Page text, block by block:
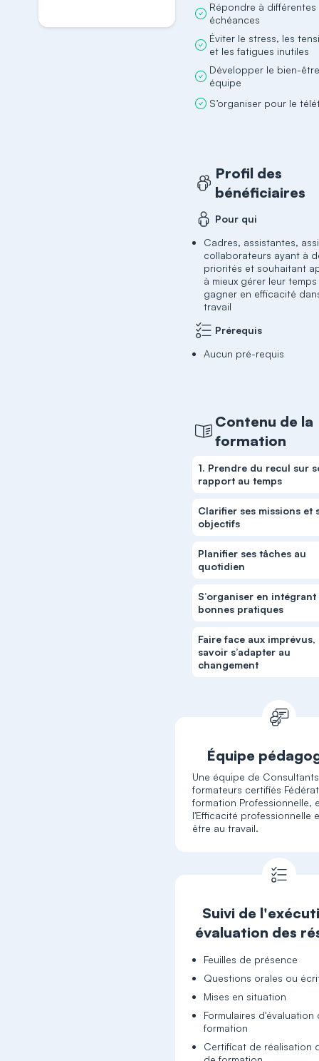
Répondre à différentes
échéances
Éviter le stress, les
et les fatigues inutiles
Développer le bien-
équipe
S’organiser pour le
Profil des
bénéficiaires
Pour qui
Cadres, assistantes,
collaborateurs ayant à
priorités et souhaitant
à mieux gérer leur
gagner en efficacité
travail
Prérequis
Aucun pré-requis
Contenu de la
formation
1. Prendre du recul sur
rapport au temps
Clarifier ses missions et
objectifs
Planifier ses tâches au
quotidien
S’organiser en intégrant
bonnes pratiques
Faire face aux imprévus,
savoir s’adapter au
changement
Équipe
Une équipe de Consultants
formateurs certifiés
formation Professionnelle,
l'Efficacité professionnelle
être au travail.
Suivi de
évaluation des
Feuilles de présence
Questions orales ou
Mises en situation
Formulaires d'évaluation
formation
Certificat de réalisation